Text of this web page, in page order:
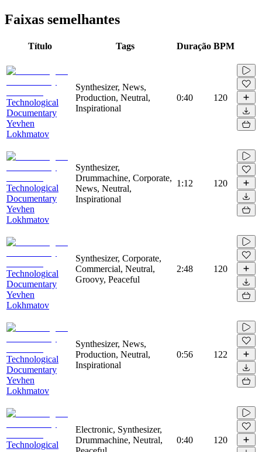
Faixas semelhantes
Título Tags Duração BPM
Technological
Documentary
Yevhen
Lokhmatov
Synthesizer, News,
Production, Neutral,
Inspirational
0:40 120
Technological
Documentary
Yevhen
Lokhmatov
Synthesizer,
Drummachine, Corporate,
News, Neutral,
Inspirational
1:12 120
Technological
Documentary
Yevhen
Lokhmatov
Synthesizer, Corporate,
Commercial, Neutral,
Groovy, Peaceful
2:48 120
Technological
Documentary
Yevhen
Lokhmatov
Synthesizer, News,
Production, Neutral,
Inspirational
0:56 122
Technological
Electronic, Synthesizer,
Drummachine, Neutral,
0:40 120